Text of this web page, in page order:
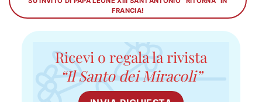
FRANCIA!
Ricevi o regala la rivista
“Il Santo dei Miracoli”